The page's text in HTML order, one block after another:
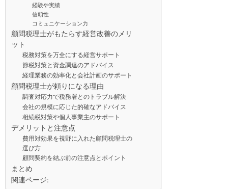
経験や実績
信頼性
コミュニケーション力
顧問税理士がもたらす経営改善のメリ
ット
税務対策を万全にする経営サポート
節税対策と資金調達のアドバイス
経理業務の効率化と会社計画のサポート
顧問税理士が頼りになる理由
調査対応力で税務署とのトラブル解決
会社の規模に応じた的確なアドバイス
相続税対策や個人事業主のサポート
デメリットと注意点
費用対効果を視野に入れた顧問税理士の
選び方
顧問契約を結ぶ前の注意点とポイント
まとめ
関連ページ: